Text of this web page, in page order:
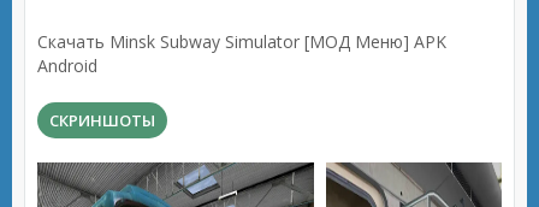
Скачать Minsk Subway Simulator [МОД Меню] APK
Android
СКРИНШОТЫ